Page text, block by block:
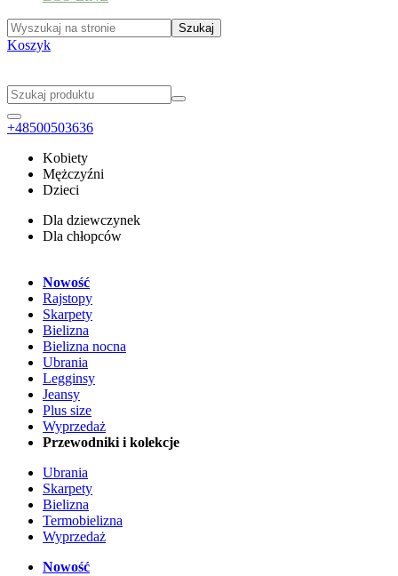
Koszyk
+48500503636
Kobiety
Mężczyźni
Dzieci
Dla dziewczynek
Dla chłopców
Nowość
Rajstopy
Skarpety
Bielizna
Bielizna nocna
Ubrania
Legginsy
Jeansy
Plus size
Wyprzedaż
Przewodniki i kolekcje
Ubrania
Skarpety
Bielizna
Termobielizna
Wyprzedaż
Nowość